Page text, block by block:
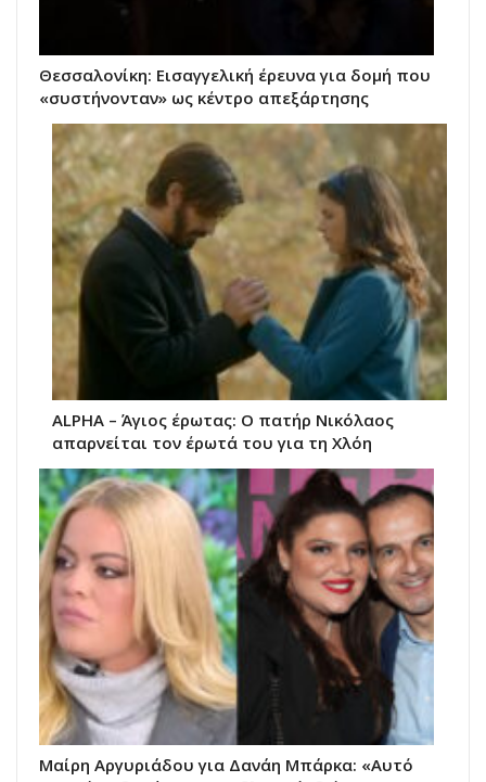
Θεσσαλονίκη: Εισαγγελική έρευνα για δομή που
«συστήνονταν» ως κέντρο απεξάρτησης
ALPHA – Άγιος έρωτας: Ο πατήρ Νικόλαος
απαρνείται τον έρωτά του για τη Χλόη
Μαίρη Αργυριάδου για Δανάη Μπάρκα: «Αυτό